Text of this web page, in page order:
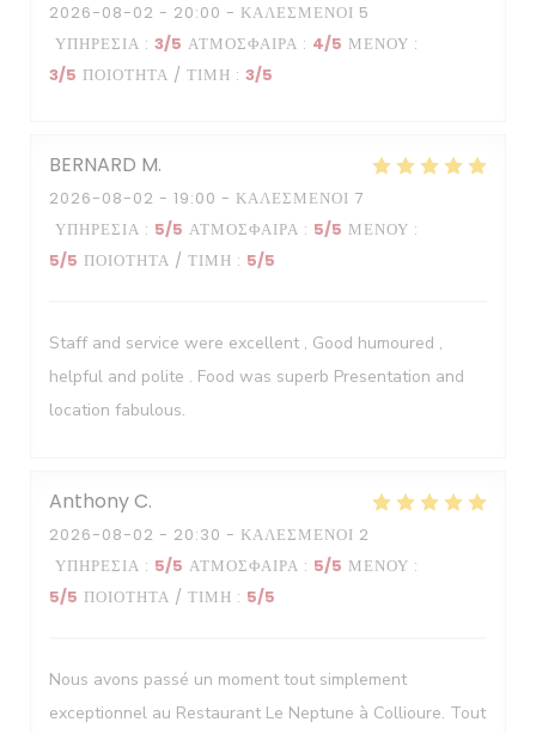
2026-08-02 - 20:00 - ΚΑΛΕΣΜΈΝΟΙ 5
ΥΠΗΡΕΣΊΑ : 3/5 ΑΤΜΌΣΦΑΙΡΑ : 4/5 ΜΕΝΟΎ :
3/5 ΠΟΙΌΤΗΤΑ / ΤΙΜΉ : 3/5
BERNARD M
2026-08-02 - 19:00 - ΚΑΛΕΣΜΈΝΟΙ 7
ΥΠΗΡΕΣΊΑ : 5/5 ΑΤΜΌΣΦΑΙΡΑ : 5/5 ΜΕΝΟΎ :
5/5 ΠΟΙΌΤΗΤΑ / ΤΙΜΉ : 5/5
Staff and service were excellent , Good humoured ,
helpful and polite . Food was superb Presentation and
location fabulous.
AnthonyC
2026-08-02 - 20:30 - ΚΑΛΕΣΜΈΝΟΙ 2
ΥΠΗΡΕΣΊΑ : 5/5 ΑΤΜΌΣΦΑΙΡΑ : 5/5 ΜΕΝΟΎ :
5/5 ΠΟΙΌΤΗΤΑ / ΤΙΜΉ : 5/5
Nous avons passé un moment tout simplement
exceptionnel au Restaurant Le Neptune à Collioure. Tout